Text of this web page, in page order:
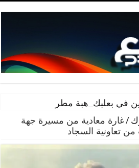
في بعلبك_هبة مطر
/غارة معادية من مسيرة جهة
تعاونية السجاد